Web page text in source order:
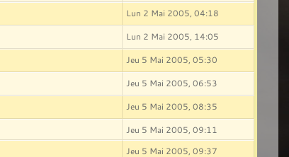
Lun 2 Mai 2005, 04:18
Lun 2 Mai 2005, 14:05
Jeu 5 Mai 2005, 05:30
Jeu 5 Mai 2005, 06:53
Jeu 5 Mai 2005, 08:35
Jeu 5 Mai 2005, 09:11
Jeu 5 Mai 2005, 09:37